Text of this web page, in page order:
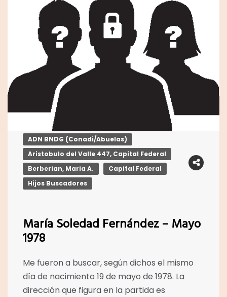
ADN BNDG (Conadi/Abuelas)
Aristobulo del Valle 447, Capital Federal
Berberian, Maria A.
Capital Federal
Hijos Buscadores
María Soledad Fernández – Mayo
1978
Me fueron a buscar, según dichos el mismo
día de nacimiento 19 de mayo de 1978. La
dirección que figura en la partida es